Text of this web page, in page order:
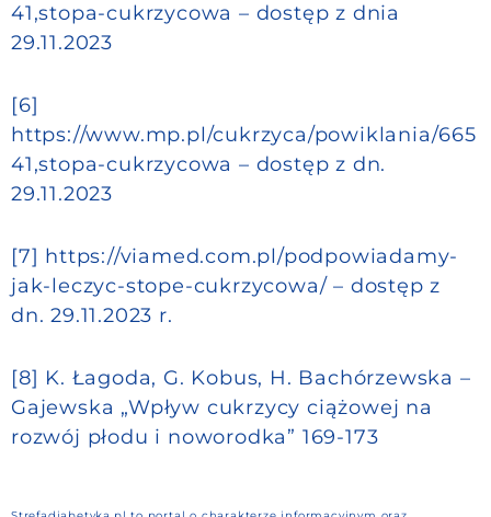
41,stopa-cukrzycowa – dostęp z dnia
29.11.2023
[6]
https://www.mp.pl/cukrzyca/powiklania/665
41,stopa-cukrzycowa – dostęp z dn.
29.11.2023
[7] https://viamed.com.pl/podpowiadamy-
jak-leczyc-stope-cukrzycowa/ – dostęp z
dn. 29.11.2023 r.
[8] K. Łagoda, G. Kobus, H. Bachórzewska –
Gajewska „Wpływ cukrzycy ciążowej na
rozwój płodu i noworodka” 169-173